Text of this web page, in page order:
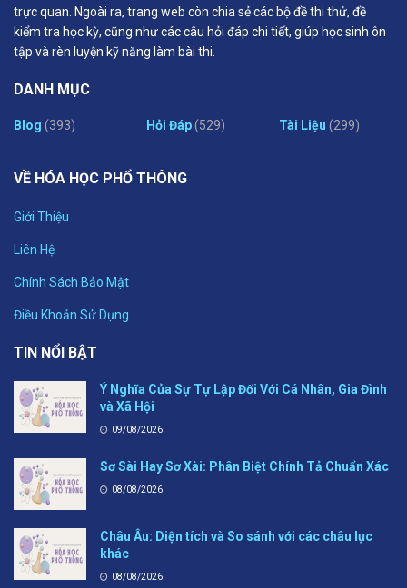
trực quan. Ngoài ra, trang web còn chia sẻ các bộ đề thi thử, đề
kiểm tra học kỳ, cũng như các câu hỏi đáp chi tiết, giúp học sinh ôn
tập và rèn luyện kỹ năng làm bài thi.
DANH MỤC
Blog (393) Hỏi Đáp(529) Tài Liệu (299)
VỀ HÓA HỌC PHỔ THÔNG
Giới Thiệu
Liên Hệ
Chính Sách Bảo Mật
Điều Khoản Sử Dụng
TIN NỔI BẬT
Ý Nghĩa Của Sự Tự Lập Đối Với Cá Nhân, Gia Đình
và Xã Hội
09/08/2026
Sơ Sài Hay Sơ Xài: Phân Biệt Chính Tả Chuẩn Xác
08/08/2026
Châu Âu: Diện tích và So sánh với các châu lục
khác
08/08/2026